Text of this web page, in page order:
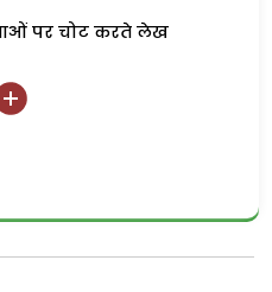
पर चोट करते लेख